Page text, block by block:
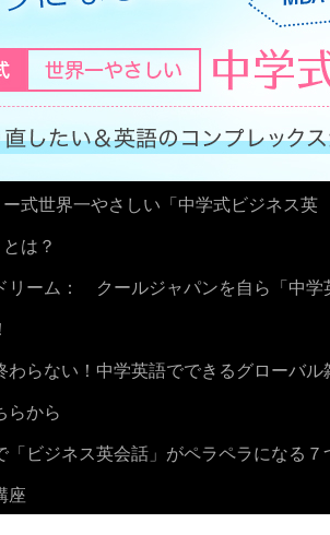
式世界一やさしい「中学式ビジネス英
は？
リーム： クールジャパンを自ら「中学
わらない！中学英語でできるグローバ
らから
「ビジネス英会話」がペラペラになる
座